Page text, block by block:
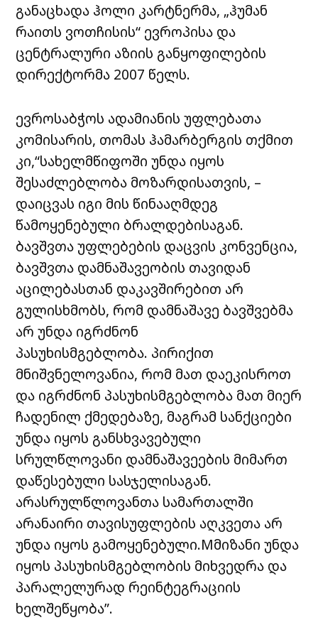
განაცხადა ჰოლი კარტნერმა, „ჰუმან
რაითს ვოთჩისის“ ევროპისა და
ცენტრალური აზიის განყოფილების
დირექტორმა 2007 წელს.
ევროსაბჭოს ადამიანის უფლებათა
კომისარის, თომას ჰამარბერგის თქმით
კი,“სახელმწიფოში უნდა იყოს
შესაძლებლობა მოზარდისათვის, –
დაიცვას იგი მის წინააღმდეგ
წამოყენებული ბრალდებისაგან.
ბავშვთა უფლებების დაცვის კონვენცია,
ბავშვთა დამნაშავეობის თავიდან
აცილებასთან დაკავშირებით არ
გულისხმობს, რომ დამნაშავე ბავშვებმა
არ უნდა იგრძნონ
პასუხისმგებლობა. პირიქით
მნიშვნელოვანია, რომ მათ დაეკისროთ
და იგრძნონ პასუხისმგებლობა მათ მიერ
ჩადენილ ქმედებაზე, მაგრამ სანქციები
უნდა იყოს განსხვავებული
სრულწლოვანი დამნაშავეების მიმართ
დაწესებული სასჯელისაგან.
არასრულწლოვანთა სამართალში
არანაირი თავისუფლების აღკვეთა არ
უნდა იყოს გამოყენებული.Mმიზანი უნდა
იყოს პასუხისმგებლობის მიხვედრა და
პარალელურად რეინტეგრაციის
ხელშეწყობა”.